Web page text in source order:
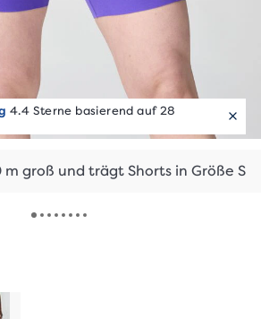
4.4 Sterne basierend auf 28
m groß und trägt Shorts in Größe S